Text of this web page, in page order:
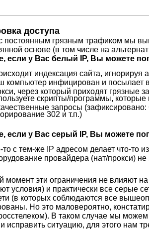
доступа
постоянным грязным трафиком мы
основе (в том числе на
если у Вас белый IP, Вы можете
индексация сайта, игнорируя
компьютер инфицирован и посылает
через который приходят грязные
скрипты/программы,
запросы
302 и т.п.)
если у Вас серый IP, Вы можете
то с тем-же IP адресом делает что-то
провайдера (нат/прокси)
момент эти ограничения не влияют
условия) и практически все серые
(в которых соблюдаются все
Но это маловероятно,
В таком случае мы
исправить ситуацию, для этого нам